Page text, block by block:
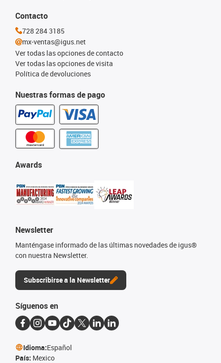
Nuestras formas de pago
Awards
Newsletter
Manténgase informado de las últimas novedades de igus®
con nuestra Newsletter.
Subscribirse a la Newsletter
Contacto
728 284 3185
mx-ventas@igus.net
Ver todas las opciones de contacto
Ver todas las opciones de visita
Política de devoluciones
Síguenos en
Idioma:Español
País: Mexico